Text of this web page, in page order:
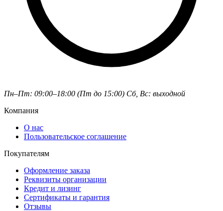
Пн–Пт: 09:00–18:00 (Пт до 15:00) Сб, Вс: выходной
Компания
О нас
Пользовательское соглашение
Покупателям
Оформление заказа
Реквизиты организации
Кредит и лизинг
Сертификаты и гарантия
Отзывы